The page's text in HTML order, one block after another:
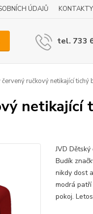
ÚDAJŮ KONTAKTY
tel. 733
ručkový netikající tichý
netikající
JVD
Budík
nikdy dost
modrá
pokoj.